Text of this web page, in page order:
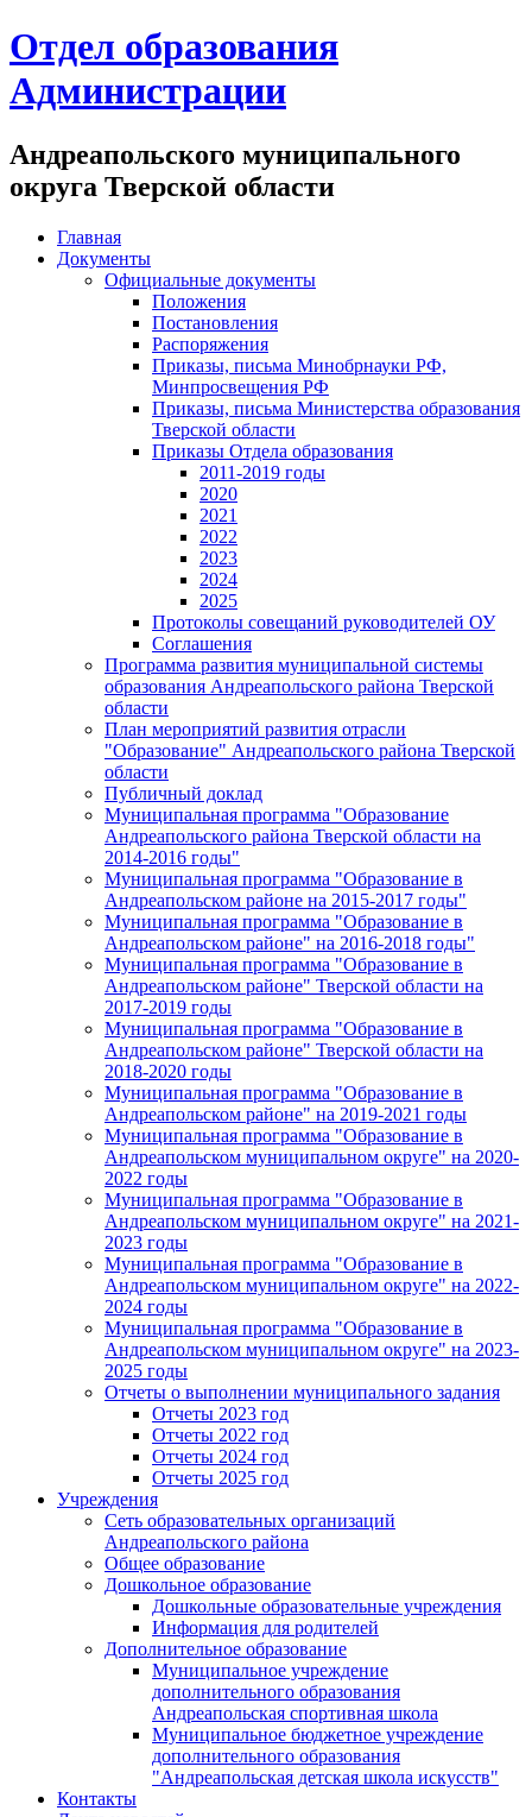
Отдел образования
Администрации
Андреапольского муниципального
округа Тверской области
Главная
Документы
Официальные документы
Положения
Постановления
Распоряжения
Приказы, письма Минобрнауки РФ,
Минпросвещения РФ
Приказы, письма Министерства образования
Тверской области
Приказы Отдела образования
2011-2019 годы
2020
2021
2022
2023
2024
2025
Протоколы совещаний руководителей ОУ
Соглашения
Программа развития муниципальной системы
образования Андреапольского района Тверской
области
План мероприятий развития отрасли
"Образование" Андреапольского района Тверской
области
Публичный доклад
Муниципальная программа "Образование
Андреапольского района Тверской области на
2014-2016 годы"
Муниципальная программа "Образование в
Андреапольском районе на 2015-2017 годы"
Муниципальная программа "Образование в
Андреапольском районе" на 2016-2018 годы"
Муниципальная программа "Образование в
Андреапольском районе" Тверской области на
2017-2019 годы
Муниципальная программа "Образование в
Андреапольском районе" Тверской области на
2018-2020 годы
Муниципальная программа "Образование в
Андреапольском районе" на 2019-2021 годы
Муниципальная программа "Образование в
Андреапольском муниципальном округе" на 2020-
2022 годы
Муниципальная программа "Образование в
Андреапольском муниципальном округе" на 2021-
2023 годы
Муниципальная программа "Образование в
Андреапольском муниципальном округе" на 2022-
2024 годы
Муниципальная программа "Образование в
Андреапольском муниципальном округе" на 2023-
2025 годы
Отчеты о выполнении муниципального задания
Отчеты 2023 год
Отчеты 2022 год
Отчеты 2024 год
Отчеты 2025 год
Учреждения
Сеть образовательных организаций
Андреапольского района
Общее образование
Дошкольное образование
Дошкольные образовательные учреждения
Информация для родителей
Дополнительное образование
Муниципальное учреждение
дополнительного образования
Андреапольская спортивная школа
Муниципальное бюджетное учреждение
дополнительного образования
"Андреапольская детская школа искусств"
Контакты